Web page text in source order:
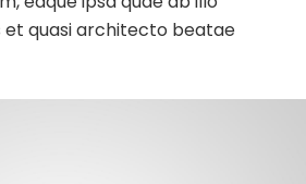
quasi architecto beatae